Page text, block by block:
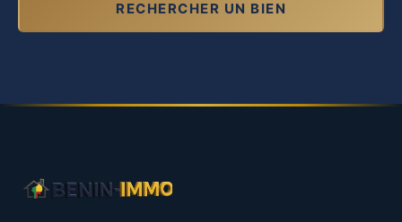
RECHERCHER UN BIEN